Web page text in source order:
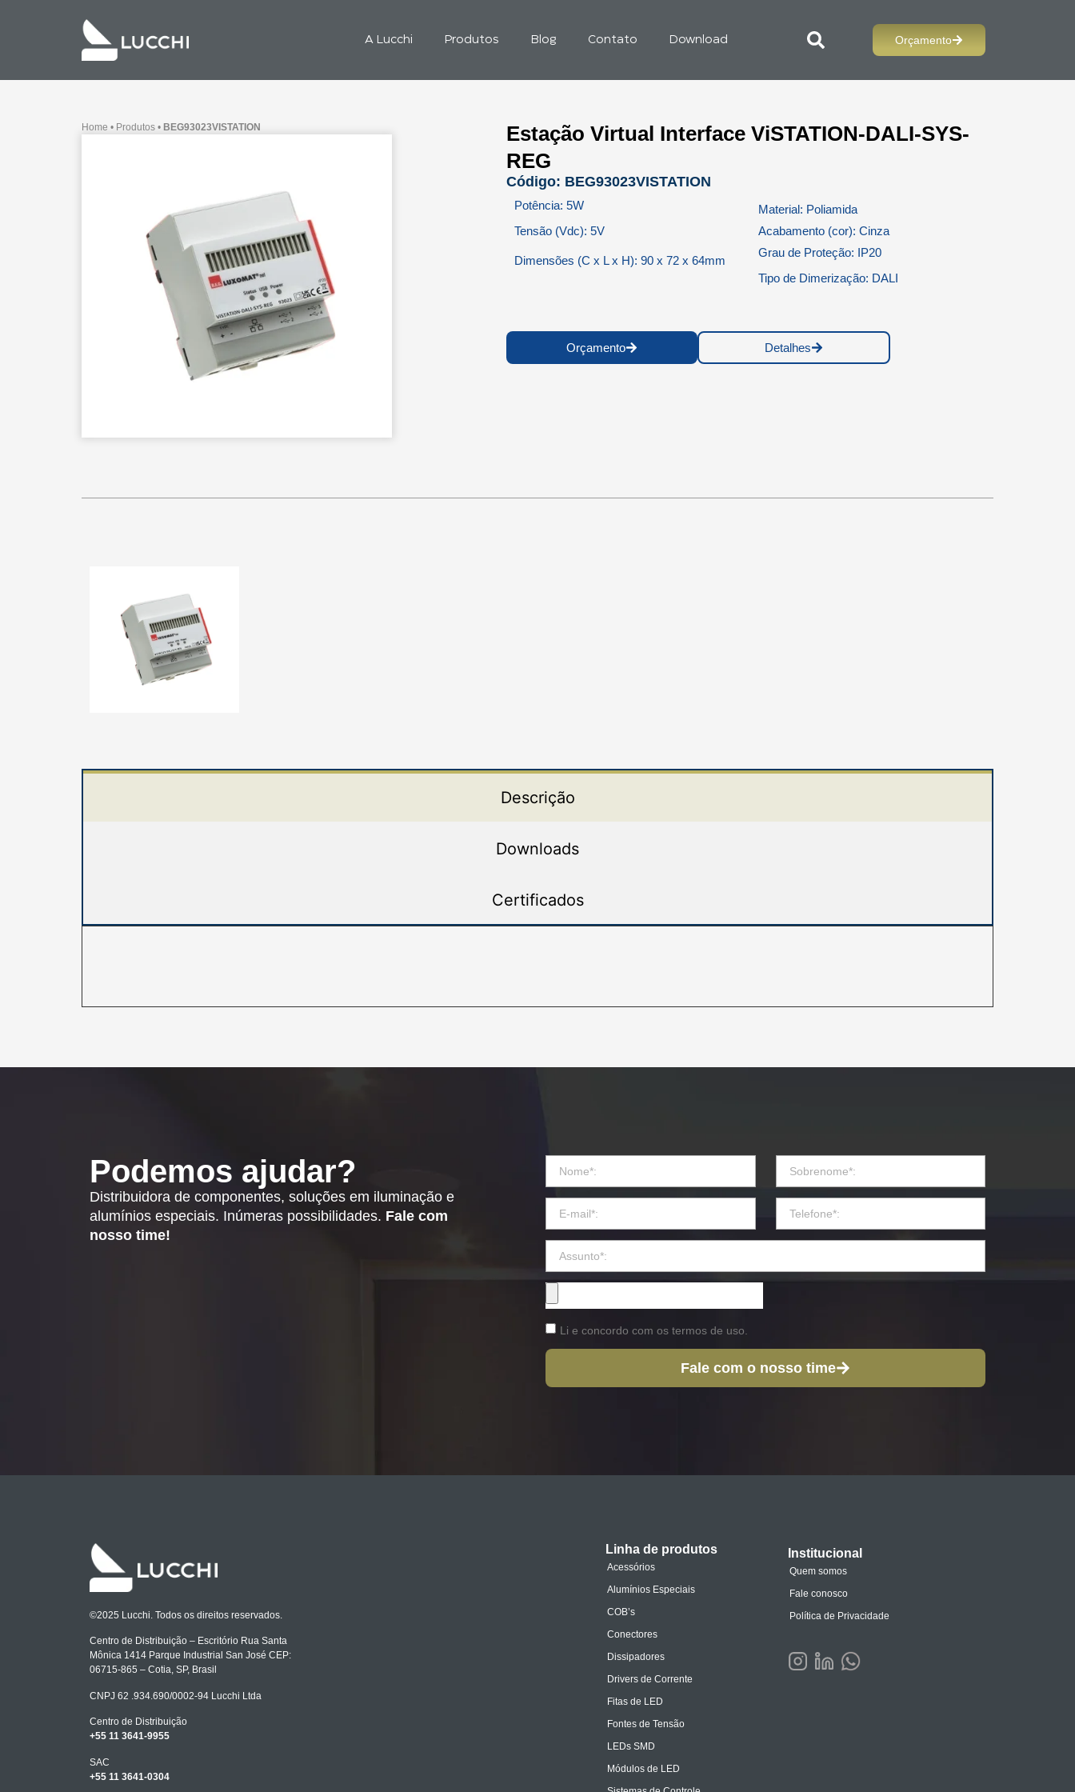
A Lucchi Produtos Blog Contato Download Orçamento
Home • Produtos • BEG93023VISTATION
Estação Virtual Interface ViSTATION-DALI-SYS-
REG
Código: BEG93023VISTATION
Potência: 5W
Tensão (Vdc): 5V
Dimensões (C x L x H): 90 x 72 x 64mm
Material: Poliamida
Acabamento (cor): Cinza
Grau de Proteção: IP20
Tipo de Dimerização: DALI
Orçamento Detalhes
Descrição
Downloads
Certificados
Podemos ajudar?
Distribuidora de componentes, soluções em iluminação e
alumínios especiais. Inúmeras possibilidades. Fale com
nosso time!
Li e concordo com os termos de uso.
Fale com o nosso time
©2025 Lucchi. Todos os direitos reservados.
Centro de Distribuição – Escritório Rua Santa
Mônica 1414 Parque Industrial San José CEP:
06715-865 – Cotia, SP, Brasil
CNPJ 62 .934.690/0002-94 Lucchi Ltda
Centro de Distribuição
+55 11 3641-9955
SAC
+55 11 3641-0304
Linha de produtos
Acessórios
Alumínios Especiais
COB’s
Conectores
Dissipadores
Drivers de Corrente
Fitas de LED
Fontes de Tensão
LEDs SMD
Módulos de LED
Institucional
Quem somos
Fale conosco
Política de Privacidade